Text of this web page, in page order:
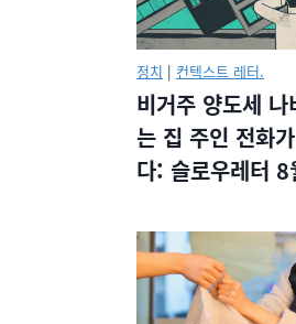
정치 | 컨텍스트 레터.
비거주 양도세
는 집 주인 전화
다: 슬로우레터